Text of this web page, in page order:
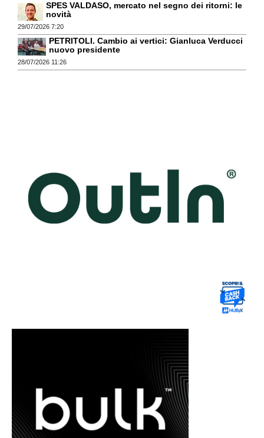
SPES VALDASO, mercato nel segno dei ritorni: le
novità
29/07/2026 7:20
PETRITOLI. Cambio ai vertici: Gianluca Verducci
nuovo presidente
28/07/2026 11:26